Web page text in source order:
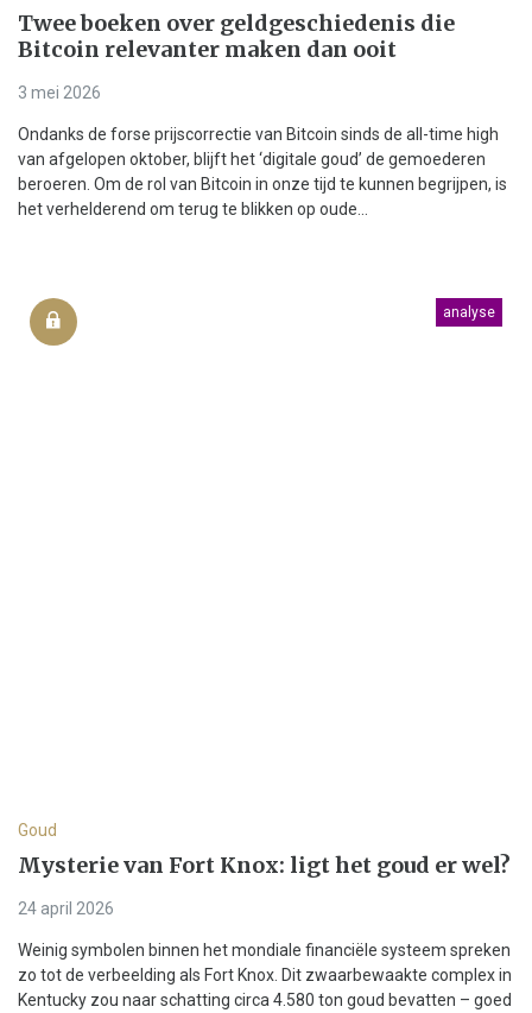
Twee boeken over geldgeschiedenis die
Bitcoin relevanter maken dan ooit
3 mei 2026
Ondanks de forse prijscorrectie van Bitcoin sinds de all-time high
van afgelopen oktober, blijft het ‘digitale goud’ de gemoederen
beroeren. Om de rol van Bitcoin in onze tijd te kunnen begrijpen, is
het verhelderend om terug te blikken op oude...
analyse
Goud
Mysterie van Fort Knox: ligt het goud er wel?
24 april 2026
Weinig symbolen binnen het mondiale financiële systeem spreken
zo tot de verbeelding als Fort Knox. Dit zwaarbewaakte complex in
Kentucky zou naar schatting circa 4.580 ton goud bevatten – goed